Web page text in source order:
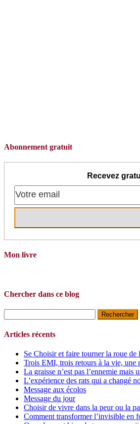
Abonnement gratuit
Recevez
Mon livre
Chercher dans ce blog
Articles récents
Se Choisir et faire tourner la roue de
Trois EMI, trois retours à la vie, une
La graisse n’est pas l’ennemie mais
L’expérience des rats qui a changé
Message aux écolos
Message du jour
Choisir de vivre dans la peur ou la
Comment transformer l’invisible en